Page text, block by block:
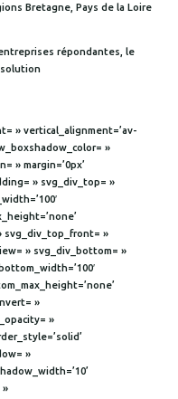
Bretagne, Pays de la Loire
répondantes, le
» vertical_alignment=’av-
»
» margin=’0px’
» svg_div_top= »
svg_div_top_front= »
» svg_div_bottom= »
»
»
»
»